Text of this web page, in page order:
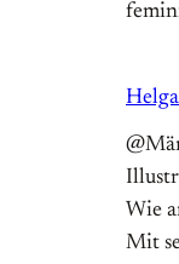
Helga
Wie
Mit